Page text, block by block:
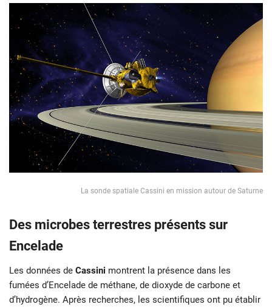
La sonde spatiale Cassini en mission autour de Saturne
Des microbes terrestres présents sur
Encelade
Les données de Cassini montrent la présence dans les
fumées d’Encelade de méthane, de dioxyde de carbone et
d’hydrogène. Après recherches, les scientifiques ont pu établir